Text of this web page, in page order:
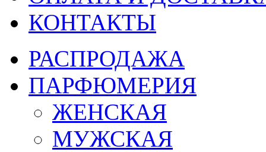
КОНТАКТЫ
РАСПРОДАЖА
ПАРФЮМЕРИЯ
ЖЕНСКАЯ
МУЖСКАЯ